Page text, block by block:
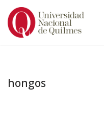
Ir
hongos